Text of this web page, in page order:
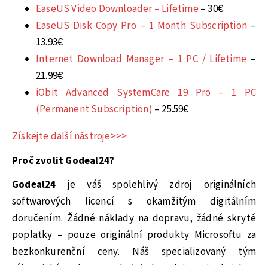
EaseUS Video Downloader – Lifetime – 30€
EaseUS Disk Copy Pro – 1 Month Subscription–
13.93€
Internet Download Manager – 1 PC / Lifetime –
21.99€
iObit Advanced SystemCare 19 Pro – 1 PC
(Permanent Subscription) – 25.59€
Získejte další nástroje>>>
Proč zvolit Godeal24?
Godeal24 je váš spolehlivý zdroj originálních
softwarových licencí s okamžitým digitálním
doručením. Žádné náklady na dopravu, žádné skryté
poplatky – pouze originální produkty Microsoftu za
bezkonkurenční ceny. Náš specializovaný tým